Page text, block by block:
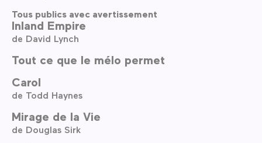
Tous publics avec avertissement
Inland Empire
de David Lynch
Tout ce que le mélo permet
Carol
de Todd Haynes
Mirage de la Vie
de Douglas Sirk